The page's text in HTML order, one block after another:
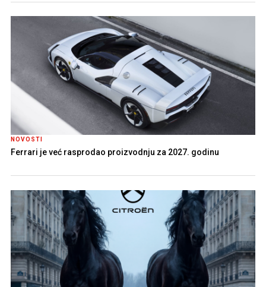
NOVOSTI
Ferrari je već rasprodao proizvodnju za 2027. godinu